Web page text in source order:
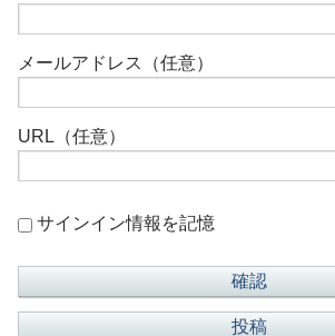
メールアドレス（任意）
URL（任意）
サインイン情報を記憶